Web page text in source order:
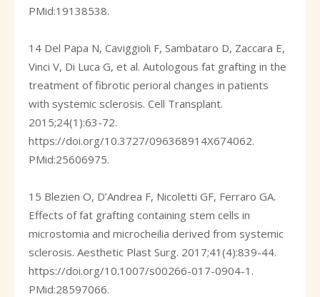
PMid:19138538.
14 Del Papa N, Caviggioli F, Sambataro D, Zaccara E,
Vinci V, Di Luca G, et al. Autologous fat grafting in the
treatment of fibrotic perioral changes in patients
with systemic sclerosis. Cell Transplant.
2015;24(1):63-72.
https://doi.org/10.3727/096368914X674062.
PMid:25606975.
15 Blezien O, D’Andrea F, Nicoletti GF, Ferraro GA.
Effects of fat grafting containing stem cells in
microstomia and microcheilia derived from systemic
sclerosis. Aesthetic Plast Surg. 2017;41(4):839-44.
https://doi.org/10.1007/s00266-017-0904-1 .
PMid:28597066.